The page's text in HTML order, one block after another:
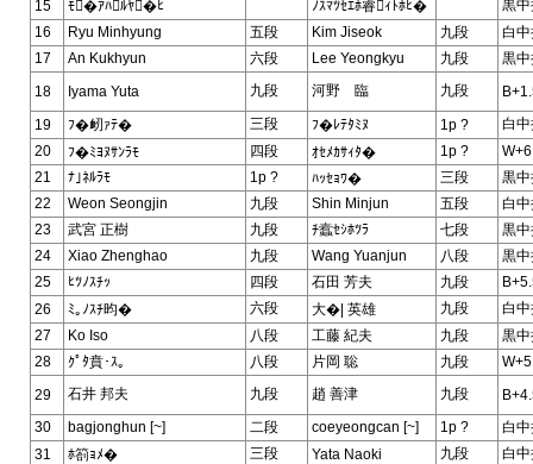
15
ﾓ�ｱﾊﾙﾔ�ﾋ ﾉｽﾏﾂｾｴﾎ睿ｨﾄﾎﾋ�
黒
16
Ryu Minhyung 五段 Kim Jiseok 九段
白
17
An Kukhyun 六段 Lee Yeongkyu 九段
黒
18
Iyama Yuta 九段 河野 臨 九段
19
ﾌ�衂ｧﾃ� 三段 ﾌ�ﾚﾃﾀﾐﾇ 1p ?
白
20
ﾌ�ﾐﾖﾇｻﾝﾗﾓ 四段 ｵｾﾒｶｻｨﾀ� 1p ?
21
ﾅ｣ﾈﾙﾗﾓ 1p ? ﾊｯｾｮﾜ� 三段
黒
22
Weon Seongjin 九段 Shin Minjun 五段
白
23
武宮 正樹 九段 ﾁ蠧ｾｼﾎﾂﾗ 七段
黒
24
Xiao Zhenghao 九段 Wang Yuanjun 八段
黒
25
ﾋﾂﾉｽﾁｯ 四段 石田 芳夫 九段
26
ﾐ｡ﾉｽﾁ昀� 六段 大�| 英雄 九段
白
27
Ko Iso 八段 工藤 紀夫 九段
黒
28
ｸﾟﾀ賁･ｽ｡ 八段 片岡 聡 九段
29
石井 邦夫 九段 趙 善津 九段
30
bagjonghun [~] 二段 coeyeongcan [~] 1p ?
白
31
ﾎ箚ｮﾒ� 三段 Yata Naoki 九段
白